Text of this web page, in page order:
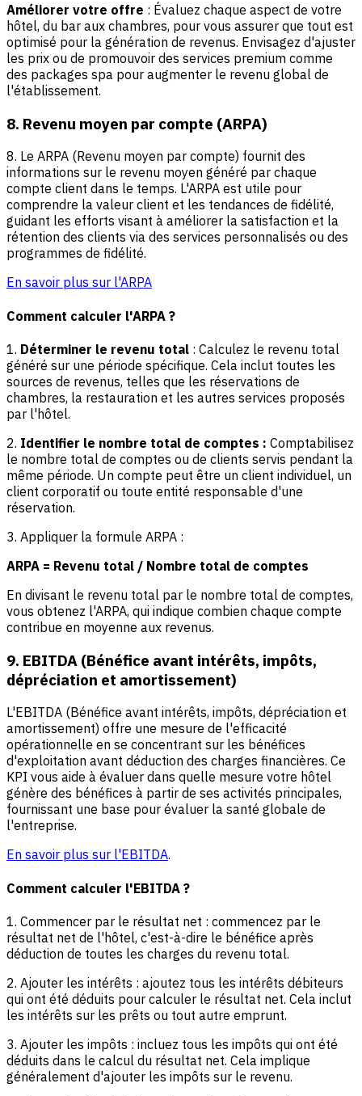
Améliorer votre offre : Évaluez chaque aspect de votre
hôtel, du bar aux chambres, pour vous assurer que tout est
optimisé pour la génération de revenus. Envisagez d'ajuster
les prix ou de promouvoir des services premium comme
des packages spa pour augmenter le revenu global de
l'établissement.
8. Revenu moyen par compte (ARPA)
8. Le ARPA (Revenu moyen par compte) fournit des
informations sur le revenu moyen généré par chaque
compte client dans le temps. L'ARPA est utile pour
comprendre la valeur client et les tendances de fidélité,
guidant les efforts visant à améliorer la satisfaction et la
rétention des clients via des services personnalisés ou des
programmes de fidélité.
En savoir plus sur l'ARPA
Comment calculer l'ARPA ?
1. Déterminer le revenu total : Calculez le revenu total
généré sur une période spécifique. Cela inclut toutes les
sources de revenus, telles que les réservations de
chambres, la restauration et les autres services proposés
par l'hôtel.
2. Identifier le nombre total de comptes : Comptabilisez
le nombre total de comptes ou de clients servis pendant la
même période. Un compte peut être un client individuel, un
client corporatif ou toute entité responsable d'une
réservation.
3. Appliquer la formule ARPA :
ARPA = Revenu total / Nombre total de comptes
En divisant le revenu total par le nombre total de comptes,
vous obtenez l'ARPA, qui indique combien chaque compte
contribue en moyenne aux revenus.
9. EBITDA (Bénéfice avant intérêts, impôts,
dépréciation et amortissement)
L'EBITDA (Bénéfice avant intérêts, impôts, dépréciation et
amortissement) offre une mesure de l'efficacité
opérationnelle en se concentrant sur les bénéfices
d'exploitation avant déduction des charges financières. Ce
KPI vous aide à évaluer dans quelle mesure votre hôtel
génère des bénéfices à partir de ses activités principales,
fournissant une base pour évaluer la santé globale de
l'entreprise.
En savoir plus sur l'EBITDA.
Comment calculer l'EBITDA ?
1. Commencer par le résultat net : commencez par le
résultat net de l'hôtel, c'est-à-dire le bénéfice après
déduction de toutes les charges du revenu total.
2. Ajouter les intérêts : ajoutez tous les intérêts débiteurs
qui ont été déduits pour calculer le résultat net. Cela inclut
les intérêts sur les prêts ou tout autre emprunt.
3. Ajouter les impôts : incluez tous les impôts qui ont été
déduits dans le calcul du résultat net. Cela implique
généralement d'ajouter les impôts sur le revenu.